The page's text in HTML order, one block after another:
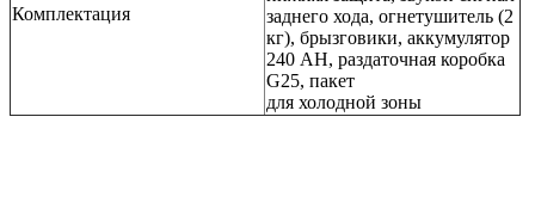
Комплектация
заднего хода, огнетушитель (2
кг), брызговики, аккумулятор
240 AH, раздаточная коробка
G25, пакет
для холодной зоны